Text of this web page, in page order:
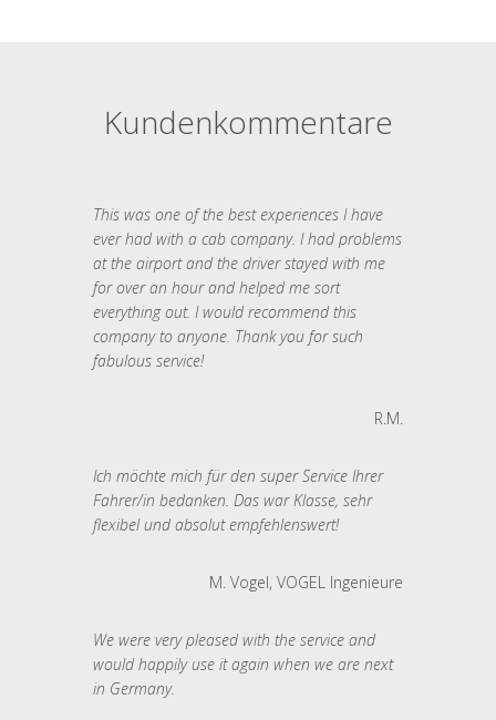
Kundenkommentare
This was one of the best experiences I have
ever had with a cab company. I had problems
at the airport and the driver stayed with me
for over an hour and helped me sort
everything out. I would recommend this
company to anyone. Thank you for such
fabulous service!
R.M.
Ich möchte mich für den super Service Ihrer
Fahrer/in bedanken. Das war Klasse, sehr
flexibel und absolut empfehlenswert!
M. Vogel, VOGEL Ingenieure
We were very pleased with the service and
would happily use it again when we are next
in Germany.